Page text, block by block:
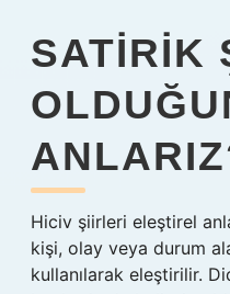
SATIRIK
Hiciv şiirleri eleştirel
kişi, olay veya durum
kullanılarak eleştirilir.